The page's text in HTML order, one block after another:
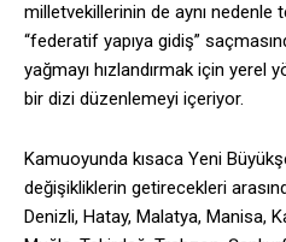
milletvekillerinin de aynı nedenle
“federatif yapıya gidiş”
yağmayı hızlandırmak için yerel
bir dizi düzenlemeyi içeriyor.
Kamuoyunda kısaca Yeni
değişikliklerin getirecekleri
Denizli, Hatay, Malatya, Manisa,